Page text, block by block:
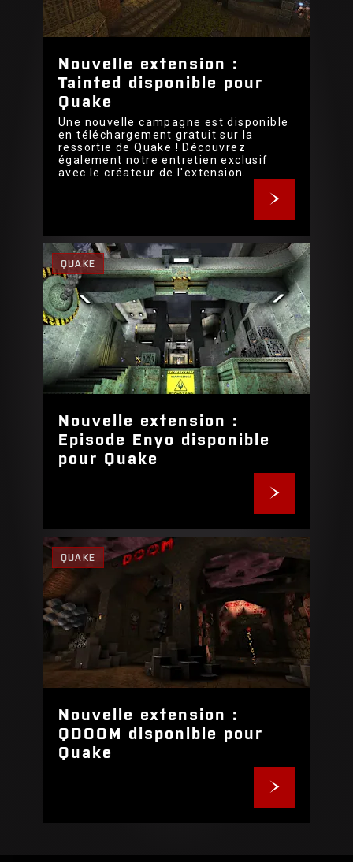
Nouvelle extension :
Tainted disponible pour
Quake
Une nouvelle campagne est disponible
en téléchargement gratuit sur la
ressortie de Quake ! Découvrez
également notre entretien exclusif
avec le créateur de l'extension.
QUAKE
Nouvelle extension :
Episode Enyo disponible
pour Quake
QUAKE
Nouvelle extension :
QDOOM disponible pour
Quake